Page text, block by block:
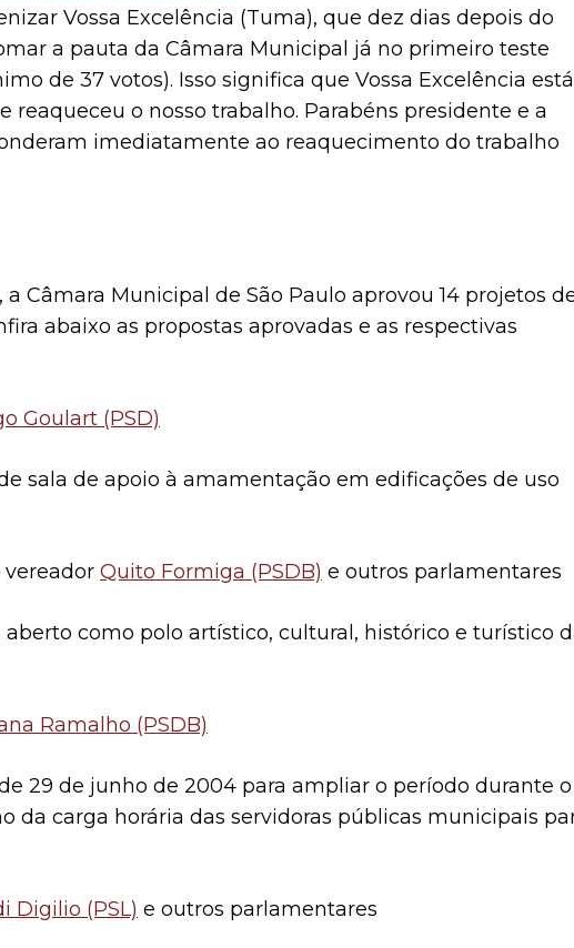
Vossa Excelência (Tuma), que dez dias depois do
a pauta da Câmara Municipal já no primeiro teste
de 37 votos). Isso significa que Vossa Excelência está
reaqueceu o nosso trabalho. Parabéns presidente e a
imediatamente ao reaquecimento do trabalho
Câmara Municipal de São Paulo aprovou 14 projetos
abaixo as propostas aprovadas e as respectivas
Goulart (PSD)
sala de apoio à amamentação em edificações de uso
vereador Quito Formiga (PSDB) e outros parlamentares
como polo artístico, cultural, histórico e turístico
Ramalho (PSDB)
de 29 de junho de 2004 para ampliar o período durante o
da carga horária das servidoras públicas municipais
Digilio (PSL) e outros parlamentares